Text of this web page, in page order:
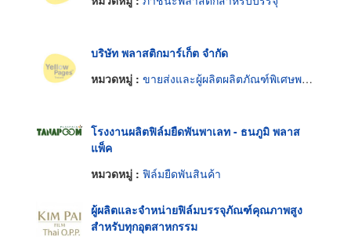
บริษัท พลาสติกมาร์เก็ต จำกัด
หมวดหมู่ : ขายส่งและผู้ผลิตผลิตภัณฑ์พิเศษพลาสติก
โรงงานผลิตฟิล์มยืดพันพาเลท - ธนภูมิ พลาส
แพ็ค
หมวดหมู่ : ฟิล์มยืดพันสินค้า
ผู้ผลิตและจำหน่ายฟิล์มบรรจุภัณฑ์คุณภาพสูง
สำหรับทุกอุตสาหกรรม